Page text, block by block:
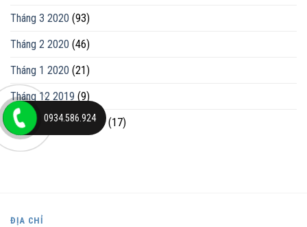
Tháng 3 2020 (93)
Tháng 2 2020 (46)
Tháng 1 2020 (21)
Tháng 12 2019 (9)
Tháng mười một 2019(17)
ĐỊA CHỈ
0934.586.924